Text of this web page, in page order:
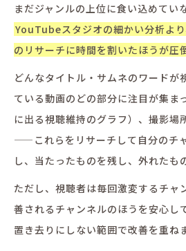
まだジャンルの上位に食い込めてい
YouTubeスタジオの細かい分析よ
のリサーチに時間を割いたほうが圧
どんなタイトル・サムネのワードが
ている動画のどの部分に注目が集ま
に出る視聴維持のグラフ）、撮影場
——これらをリサーチして自分のチ
し、当たったものを残し、外れたも
ただし、視聴者は毎回激変するチャ
善されるチャンネルのほうを安心し
置き去りにしない範囲で改善を重ね